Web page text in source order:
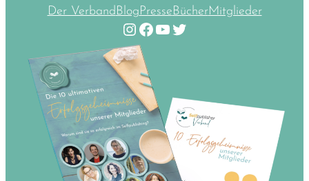
Der VerbandBlogPresseBücherMitglieder
Instagram Facebook YouTube Twitter